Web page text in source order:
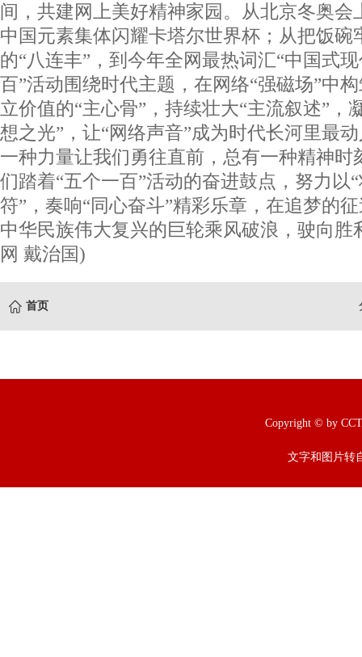
间，共建网上美好精神家园。从北京冬奥会
中国元素集体闪耀卡塔尔世界杯；从把饭碗
的“八连丰”，到今年全网最热词汇“中国式
百”活动围绕时代主题，在网络“强磁场”中
立价值的“主心骨”，持续壮大“主流叙述”，
想之光”，让“网络声音”成为时代长河里
一种力量让我们勇往直前，总有一种精神时
们踏着“五个一百”活动的奋进鼓点，努力以
符”，奏响“同心奋斗”精彩乐章，在追梦的
中华民族伟大复兴的巨轮乘风破浪，驶向胜
网 戴治国)
首页
Copyright © by
文字和图片转